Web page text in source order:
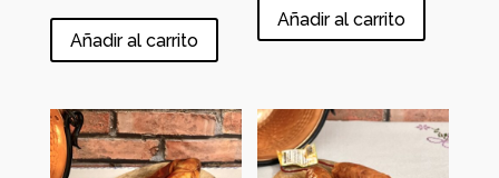
Añadir al carrito
Añadir al carrito